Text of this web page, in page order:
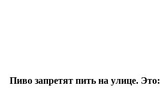
Пиво запретят пить на улице. Это: